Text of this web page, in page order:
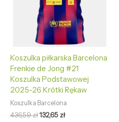
Koszulka piłkarska Barcelona
Frenkie de Jong #21
Koszulka Podstawowej
2025-26 Krótki Rękaw
Koszulka Barcelona
436,59zł132,65 zł